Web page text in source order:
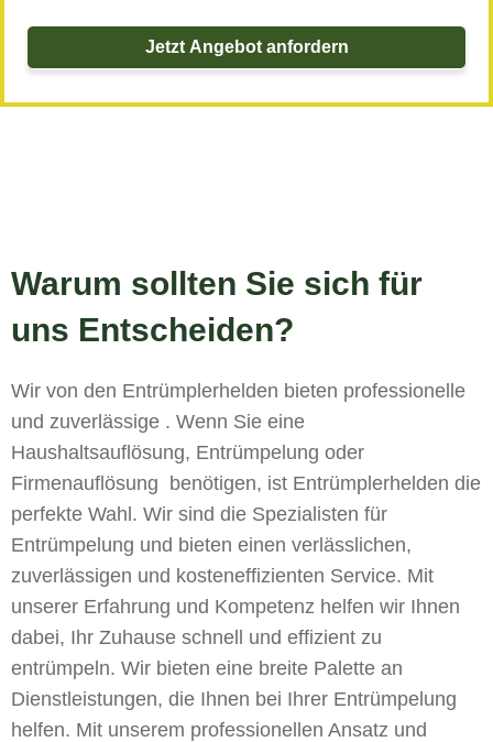
Jetzt Angebot anfordern
Warum sollten Sie sich für
uns Entscheiden?
Wir von den Entrümplerhelden bieten professionelle
und zuverlässige . Wenn Sie eine
Haushaltsauflösung, Entrümpelung oder
Firmenauflösung benötigen, ist Entrümplerhelden die
perfekte Wahl. Wir sind die Spezialisten für
Entrümpelung und bieten einen verlässlichen,
zuverlässigen und kosteneffizienten Service. Mit
unserer Erfahrung und Kompetenz helfen wir Ihnen
dabei, Ihr Zuhause schnell und effizient zu
entrümpeln. Wir bieten eine breite Palette an
Dienstleistungen, die Ihnen bei Ihrer Entrümpelung
helfen. Mit unserem professionellen Ansatz und